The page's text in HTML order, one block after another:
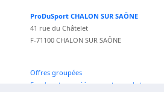
ProDuSport CHALON SUR SAÔNE
41 rue du Châtelet
F-71100 CHALON SUR SAÔNE
Offres groupées
Fond vecteur créé par vectorpocket -